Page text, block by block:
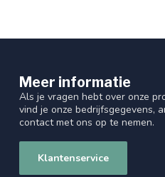
Meer informatie
Als je vragen hebt over onze
vind je onze bedrijfsgegevens,
contact met ons op te nemen.
Klantenservice